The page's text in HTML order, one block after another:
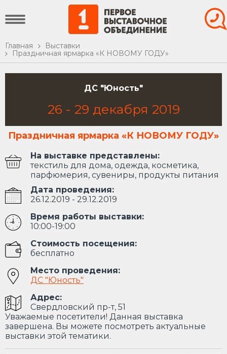
Главная
Выставки
Праздничная ярмарка «К НОВОМУ ГОДУ»
ДС "Юность"
26 - 29 декабря 2019
Праздничная ярмарка «К НОВОМУ ГОДУ»
На выставке представлены:
текстиль для дома, одежда, косметика,
парфюмерия, сувениры, продукты питания
Дата проведения:
26.12.2019 - 29.12.2019
Время работы выставки:
10:00-19:00
Стоимость посещения:
бесплатно
Место проведения:
ДС "Юность"
Адрес:
Свердловский пр-т, 51
Уважаемые посетители! Данная выставка
завершена. Вы можете посмотреть актуальные
выставки этой тематики.